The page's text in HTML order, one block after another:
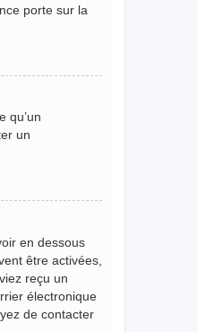
porte sur la
qu’un
un
en dessous
être activées,
reçu un
électronique
de contacter